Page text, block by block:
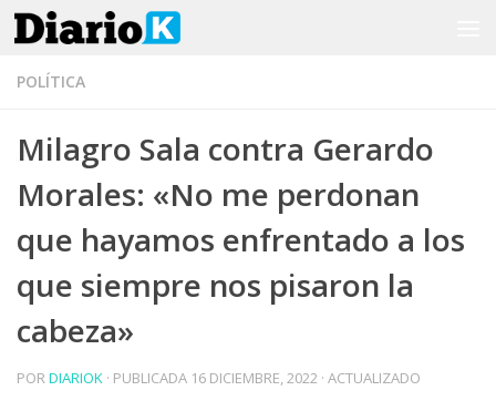
Saltar al contenido
POLÍTICA
Milagro Sala contra Gerardo
Morales: «No me perdonan
que hayamos enfrentado a los
que siempre nos pisaron la
cabeza»
PORDIARIOK · PUBLICADA 16 DICIEMBRE, 2022 · ACTUALIZADO